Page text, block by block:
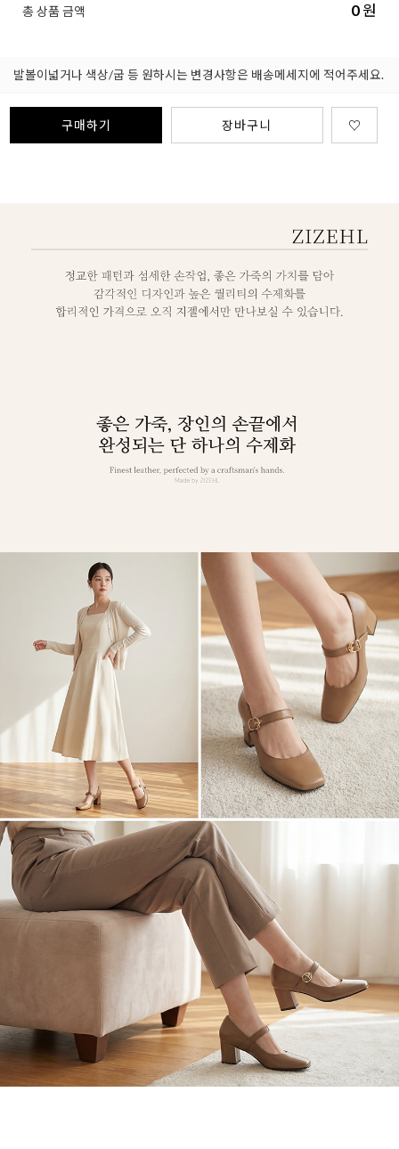
총 상품 금액 0원
발볼이넓거나 색상/굽 등 원하시는 변경사항은 배송메세지에 적어주세요.
구매하기 장바구니 ♡